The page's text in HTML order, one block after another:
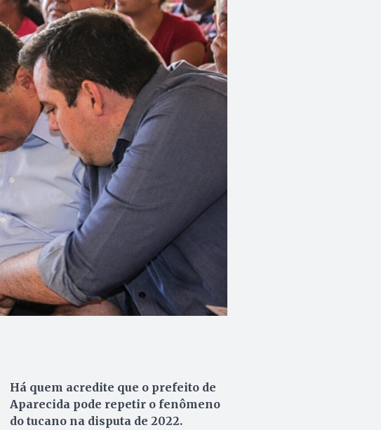
Há quem acredite que o prefeito de
Aparecida pode repetir o fenômeno
do tucano na disputa de 2022.